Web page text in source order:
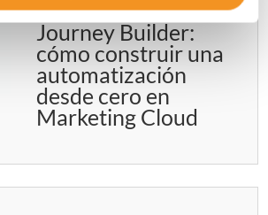
Journey Builder:
cómo construir una
automatización
desde cero en
Marketing Cloud